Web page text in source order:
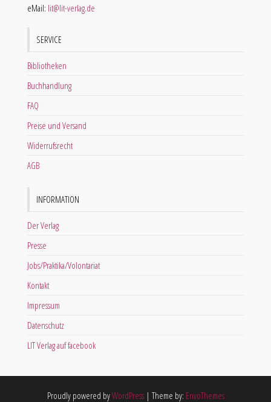
eMail: lit@lit-verlag.de
SERVICE
Bibliotheken
Buchhandlung
FAQ
Preise und Versand
Widerrufsrecht
AGB
INFORMATION
Der Verlag
Presse
Jobs/Praktika/Volontariat
Kontakt
Impressum
Datenschutz
LIT Verlag auf facebook
Proudly powered byWordPress | Theme by: EnvoThemes